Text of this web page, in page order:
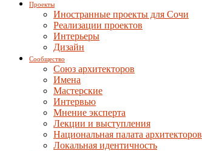
Проекты
Иностранные проекты для Сочи
Реализации проектов
Интерьеры
Дизайн
Сообщество
Союз архитекторов
Имена
Мастерские
Интервью
Мнение эксперта
Лекции и выступления
Национальная палата архитекторов
Локальная идентичность